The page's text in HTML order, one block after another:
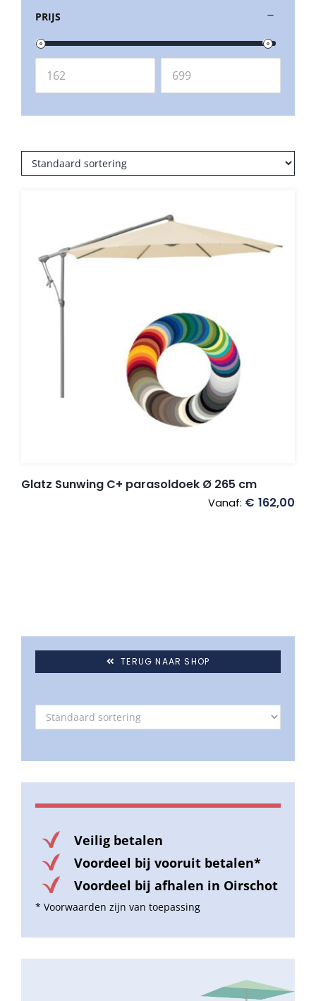
Snel leverbaar
Parasolvoeten
Beschermhoezen
Glatz Vita Collectie
Glatz parasoldoeken
Glatz stofstalen collectie Sampleboeken
Umbrosa en Paraflex parasoldoeken
PRIJS
Glatz Sunwing C+ parasoldoek Ø 265 cm
Vanaf: € 162,00
TERUG NAAR SHOP
Veilig betalen
Voordeel bij vooruit betalen*
Voordeel bij afhalen in Oirschot
* Voorwaarden zijn van toepassing